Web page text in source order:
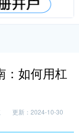
：如何用杠
更新：2024-10-30